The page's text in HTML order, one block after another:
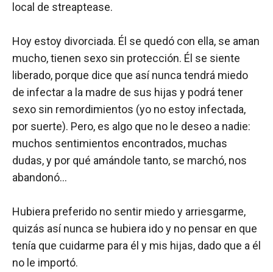
local de streaptease.
Hoy estoy divorciada. Él se quedó con ella, se aman
mucho, tienen sexo sin protección. Él se siente
liberado, porque dice que así nunca tendrá miedo
de infectar a la madre de sus hijas y podrá tener
sexo sin remordimientos (yo no estoy infectada,
por suerte). Pero, es algo que no le deseo a nadie:
muchos sentimientos encontrados, muchas
dudas, y por qué amándole tanto, se marchó, nos
abandonó…
Hubiera preferido no sentir miedo y arriesgarme,
quizás así nunca se hubiera ido y no pensar en que
tenía que cuidarme para él y mis hijas, dado que a él
no le importó.